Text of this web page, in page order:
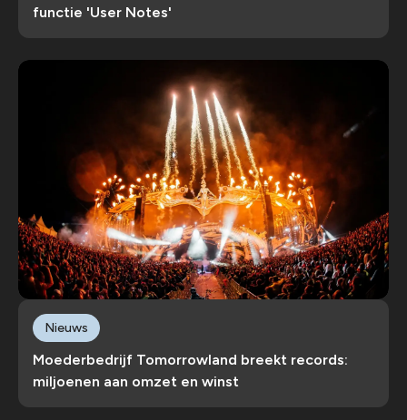
functie 'User Notes'
Moederbedrijf Tomorrowland breekt records:
miljoenen aan omzet en winst
Nieuws